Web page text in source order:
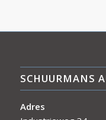
SCHUURMANS
Adres